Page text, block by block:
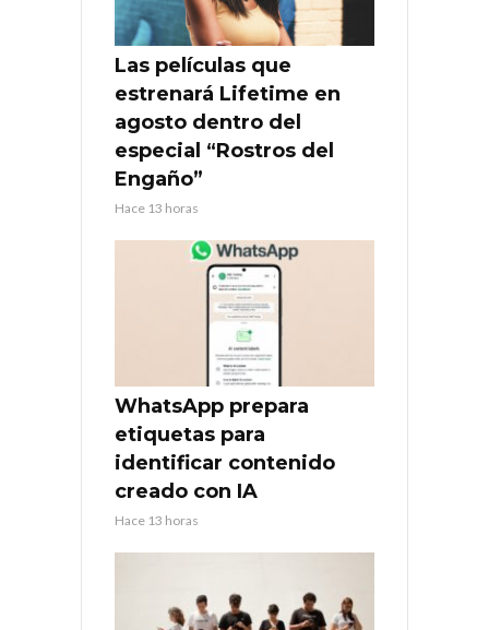
Las películas que
estrenará Lifetime en
agosto dentro del
especial “Rostros del
Engaño”
Hace 13 horas
WhatsApp prepara
etiquetas para
identificar contenido
creado con IA
Hace 13 horas